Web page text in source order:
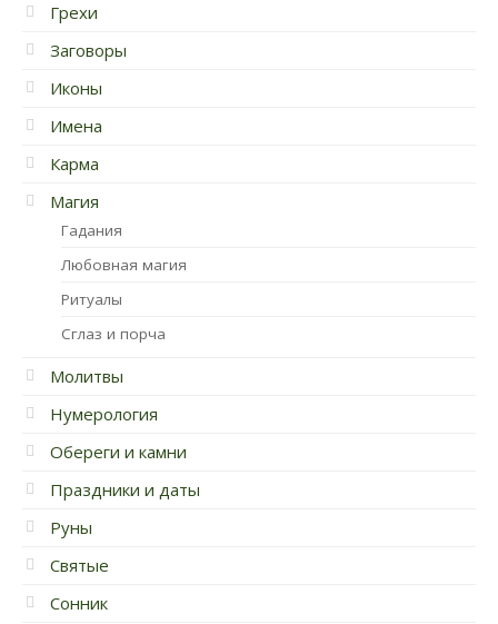
Грехи
Заговоры
Иконы
Имена
Карма
Магия
Гадания
Любовная магия
Ритуалы
Сглаз и порча
Молитвы
Нумерология
Обереги и камни
Праздники и даты
Руны
Святые
Сонник